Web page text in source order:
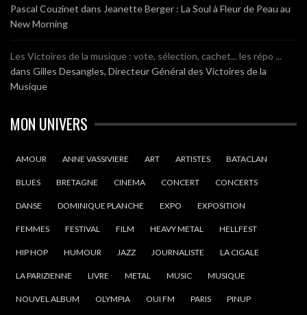
Pascal Couzinet dans Jeanette Berger : La Soul à Fleur de Peau au
New Morning
Les Victoires de la musique : vote, sélection, cachet... les répo ...
dans Gilles Desangles, Directeur Général des Victoires de la
Musique
MON UNIVERS
AMOUR ANNE VASSIVIERE ART ARTISTES BATACLAN
BLUES BRETAGNE CINEMA CONCERT CONCERTS
DANSE DOMINIQUE PLANCHE EXPO EXPOSITION
FEMMES FESTIVAL FILM HEAVY METAL HELLFEST
HIP HOP HUMOUR JAZZ JOURNALISTE LA CIGALE
LA PARIZIENNE LIVRE METAL MUSIC MUSIQUE
NOUVEL ALBUM OLYMPIA OUI FM PARIS PINUP